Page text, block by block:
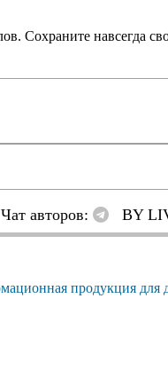
Сохраните навсегда
Чат авторов: BY